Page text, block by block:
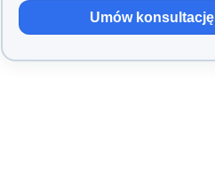
Umów konsultację